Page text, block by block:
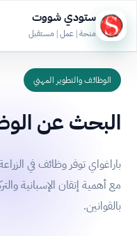
ستودي شووت
منحة | عمل | مستقبل
الوظائف والتطوير المهني
البحث عن
باراغواي توفر وظائف في
مع أهمية إتقان الإسبانية
بالقوانين.